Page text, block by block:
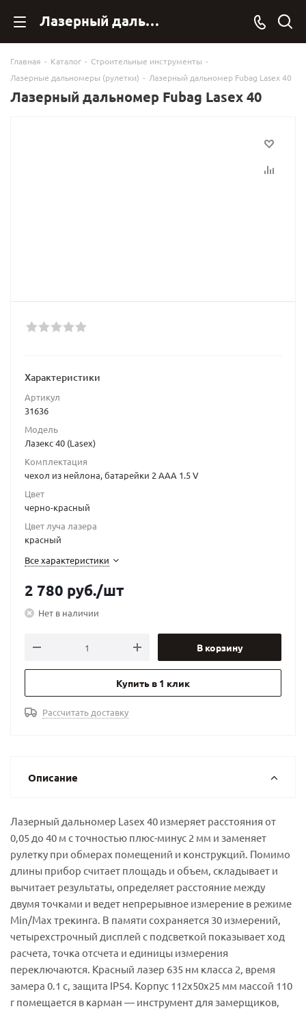
Лазерный дальномер Fubag Lasex 40 31636 купить в Фубаг Онлан. - FubagOnline
Главная - Каталог - Строительные инструменты -
Лазерные дальномеры (рулетки) - Лазерный дальномер Fubag Lasex 40
Лазерный дальномер Fubag Lasex 40
Характеристики
Артикул
31636
Модель
Лазекс 40 (Lasex)
Комплектация
чехол из нейлона, батарейки 2 ААА 1.5 V
Цвет
черно-красный
Цвет луча лазера
красный
Все характеристики
2 780 руб./шт
Нет в наличии
В корзину
Купить в 1 клик
Рассчитать доставку
Описание
Лазерный дальномер Lasex 40 измеряет расстояния от
0,05 до 40 м с точностью плюс-минус 2 мм и заменяет
рулетку при обмерах помещений и конструкций. Помимо
длины прибор считает площадь и объем, складывает и
вычитает результаты, определяет расстояние между
двумя точками и ведет непрерывное измерение в режиме
Min/Max трекинга. В памяти сохраняется 30 измерений,
четырехстрочный дисплей с подсветкой показывает ход
расчета, точка отсчета и единицы измерения
переключаются. Красный лазер 635 нм класса 2, время
замера 0.1 с, защита IP54. Корпус 112х50х25 мм массой 110
г помещается в карман — инструмент для замерщиков,